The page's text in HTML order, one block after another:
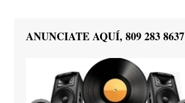
ANUNCIATE AQUÍ, 809 283 8637